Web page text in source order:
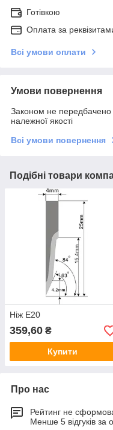
Готівкою
Оплата за
Всі умови оплати
Умови повернення
Законом не передбачено
належної якості
Всі умови повернення
Подібні товари
Ніж E20
359,60 ₴
Купити
Про нас
Рейтинг не
Менше 5 відгуків за